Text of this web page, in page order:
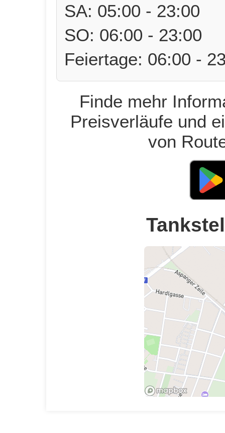
SA: 05:00 - 23:00
SO: 06:00 - 23:00
Feiertage: 06:00 -
Finde mehr
Preisverläufe und
von